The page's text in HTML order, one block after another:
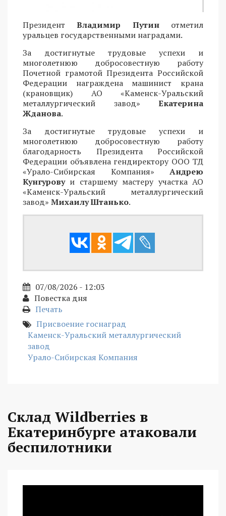
ПрезидентВладимир Путин отметил
уральцев государственными наградами.
За достигнутые трудовые успехи и
многолетнюю добросовестную работу
Почетной грамотой Президента Российской
Федерации награждена машинист крана
(крановщик) АО «Каменск-Уральский
металлургический завод» Екатерина
Жданова.
За достигнутые трудовые успехи и
многолетнюю добросовестную работу
благодарность Президента Российской
Федерации объявлена гендиректору ООО ТД
«Урало-Сибирская Компания» Андрею
Кунгуровуи старшему мастеру участка АО
«Каменск-Уральский металлургический
завод» Михаилу Штанько.
07/08/2026 - 12:03
Повестка дня
Печать
Присвоение госнаград
Каменск-Уральский металлургический
завод
Урало-Сибирская Компания
Склад Wildberries в
Екатеринбурге атаковали
беспилотники